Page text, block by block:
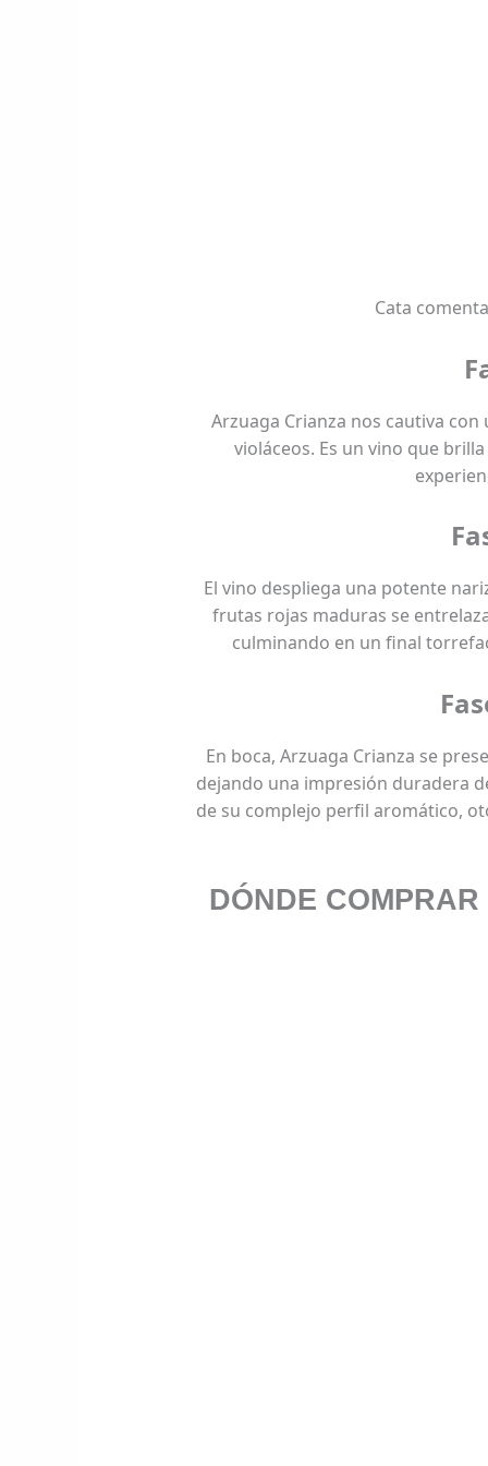
Cata
Arzuaga Crianza nos cautiva
violáceos. Es un vino que
El vino despliega una potente
frutas rojas maduras se
culminando en un final
En boca, Arzuaga Crianza se
dejando una impresión duradera
de su complejo perfil aromático,
DÓNDE